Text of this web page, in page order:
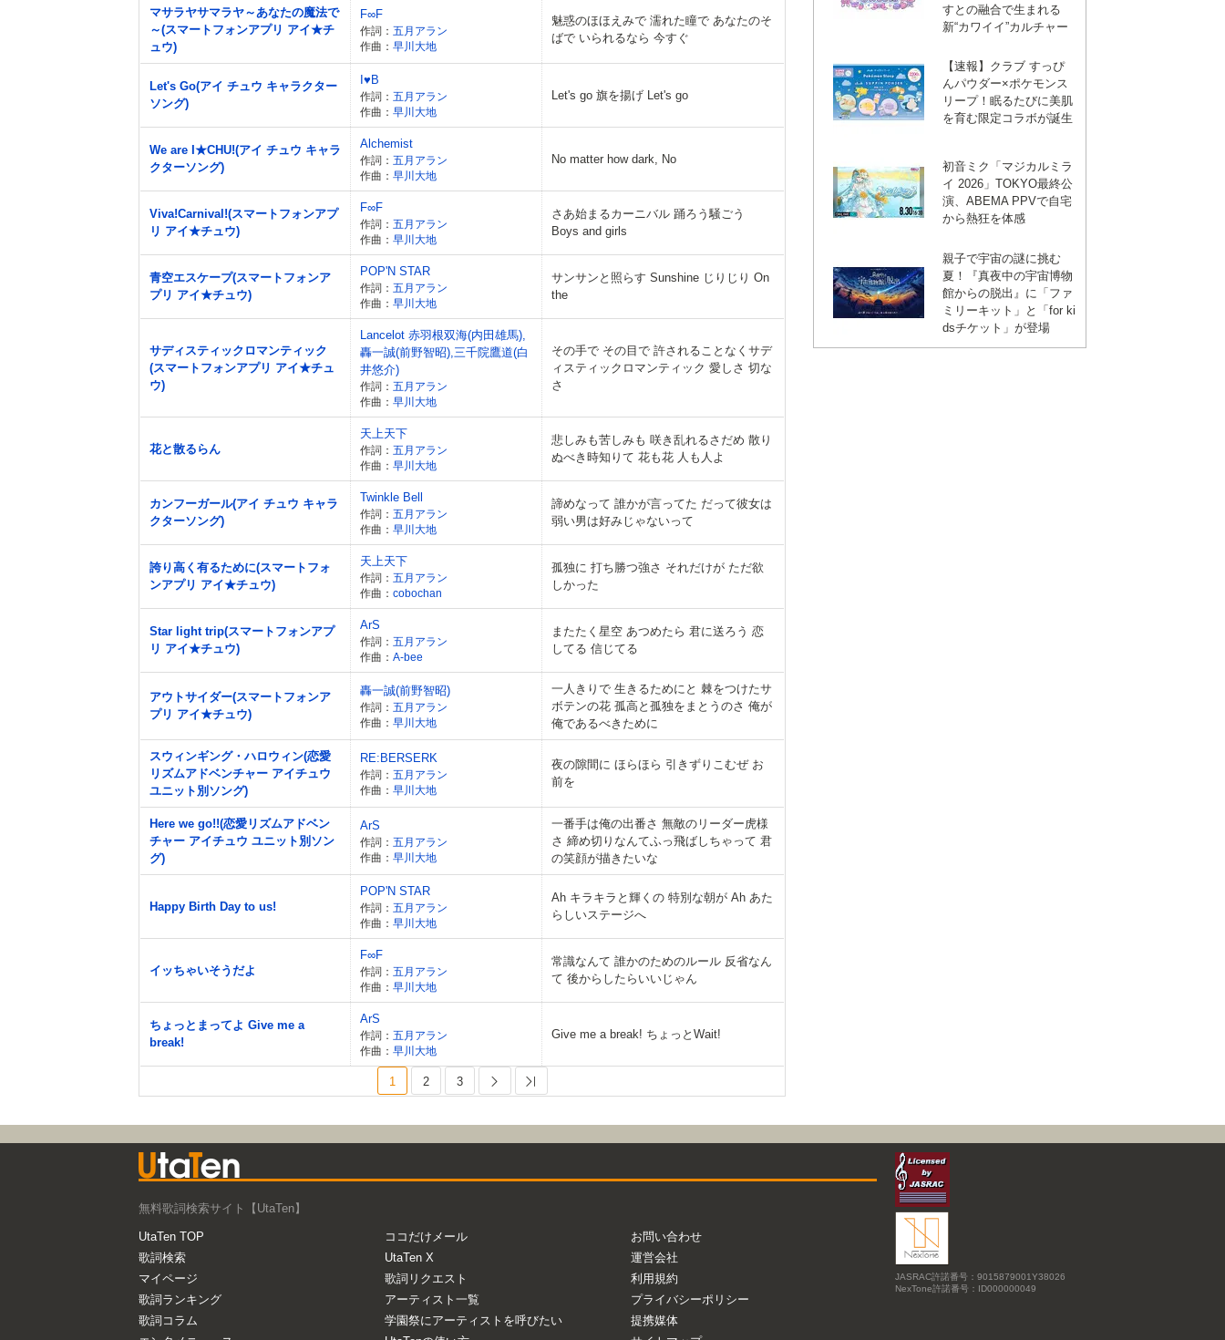
マサラヤサマラヤ～あなたの魔法で
～(スマートフォンアプリ アイ★チ
ュウ)
F∞F
作詞： 五月アラン
作曲： 早川大地
魅惑のほほえみで 濡れた瞳で あなたのそ
ばで いられるなら 今すぐ
Let's Go(アイ チュウ キャラクター
ソング)
I♥B
作詞： 五月アラン
作曲： 早川大地
Let's go 旗を揚げ Let's go
We are I★CHU!(アイ チュウ キャラ
クターソング)
Alchemist
作詞： 五月アラン
作曲： 早川大地
No matter how dark, No
Viva!Carnival!(スマートフォンアプ
リ アイ★チュウ)
F∞F
作詞： 五月アラン
作曲： 早川大地
さあ始まるカーニバル 踊ろう騒ごう
Boys and girls
青空エスケープ(スマートフォンア
プリ アイ★チュウ)
POP'N STAR
作詞： 五月アラン
作曲： 早川大地
サンサンと照らす Sunshine じりじり On
the
サディスティックロマンティック
(スマートフォンアプリ アイ★チュ
ウ)
Lancelot 赤羽根双海(内田雄馬),
轟一誠(前野智昭),三千院鷹道(白
井悠介)
作詞： 五月アラン
作曲： 早川大地
その手で その目で 許されることなくサデ
ィスティックロマンティック 愛しさ 切な
さ
花と散るらん
天上天下
作詞： 五月アラン
作曲： 早川大地
悲しみも苦しみも 咲き乱れるさだめ 散り
ぬべき時知りて 花も花 人も人よ
カンフーガール(アイ チュウ キャラ
クターソング)
Twinkle Bell
作詞： 五月アラン
作曲： 早川大地
諦めなって 誰かが言ってた だって彼女は
弱い男は好みじゃないって
誇り高く有るために(スマートフォ
ンアプリ アイ★チュウ)
天上天下
作詞： 五月アラン
作曲： cobochan
孤独に 打ち勝つ強さ それだけが ただ欲
しかった
Star light trip(スマートフォンアプ
リ アイ★チュウ)
ArS
作詞： 五月アラン
作曲： A-bee
またたく星空 あつめたら 君に送ろう 恋
してる 信じてる
アウトサイダー(スマートフォンア
プリ アイ★チュウ)
轟一誠(前野智昭)
作詞： 五月アラン
作曲： 早川大地
一人きりで 生きるためにと 棘をつけたサ
ボテンの花 孤高と孤独をまとうのさ 俺が
俺であるべきために
スウィンギング・ハロウィン(恋愛
リズムアドベンチャー アイチュウ
ユニット別ソング)
RE:BERSERK
作詞： 五月アラン
作曲： 早川大地
夜の隙間に ほらほら 引きずりこむぜ お
前を
Here we go!!(恋愛リズムアドベン
チャー アイチュウ ユニット別ソン
グ)
ArS
作詞： 五月アラン
作曲： 早川大地
一番手は俺の出番さ 無敵のリーダー虎様
さ 締め切りなんてふっ飛ばしちゃって 君
の笑顔が描きたいな
Happy Birth Day to us!
POP'N STAR
作詞： 五月アラン
作曲： 早川大地
Ah キラキラと輝くの 特別な朝が Ah あた
らしいステージへ
イッちゃいそうだよ
F∞F
作詞： 五月アラン
作曲： 早川大地
常識なんて 誰かのためのルール 反省なん
て 後からしたらいいじゃん
ちょっとまってよ Give me a
break!
ArS
作詞： 五月アラン
作曲： 早川大地
Give me a break! ちょっとWait!
1 2 3 Next
すとの融合で生まれる
新“カワイイ”カルチャー
【速報】クラブ すっぴ
んパウダー×ポケモンス
リープ！眠るたびに美肌
を育む限定コラボが誕生
初音ミク「マジカルミラ
イ 2026」TOKYO最終公
演、ABEMA PPVで自宅
から熱狂を体感
親子で宇宙の謎に挑む
夏！『真夜中の宇宙博物
館からの脱出』に「ファ
ミリーキット」と「for ki
dsチケット」が登場
無料歌詞検索サイト【UtaTen】
UtaTen TOP
歌詞検索
マイページ
歌詞ランキング
歌詞コラム
ココだけメール
UtaTen X
歌詞リクエスト
アーティスト一覧
学園祭にアーティストを呼びたい
お問い合わせ
運営会社
利用規約
プライバシーポリシー
提携媒体
JASRAC許諾番号：9015879001Y38026
NexTone許諾番号：ID000000049